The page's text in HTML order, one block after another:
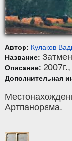
Автор: Кулаков
Название:
Описание: 2007г.,
Дополнительная
Артпанорама.